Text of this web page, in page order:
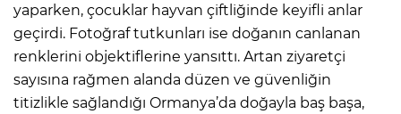
yaparken, çocuklar hayvan çiftliğinde keyifli anlar
geçirdi. Fotoğraf tutkunları ise doğanın canlanan
renklerini objektiflerine yansıttı. Artan ziyaretçi
sayısına rağmen alanda düzen ve güvenliğin
titizlikle sağlandığı Ormanya’da doğayla baş başa,